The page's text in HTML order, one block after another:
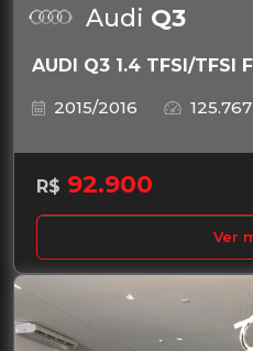
Audi Q3
AUDI Q3 1.4 TFSI/TFSI
2015/2016
R$ 92.900
Ver